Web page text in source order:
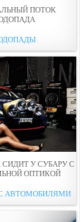
ПОТОК
У СУБАРУ С
ОПТИКОЙ
АВТОМОБИЛЯМИ